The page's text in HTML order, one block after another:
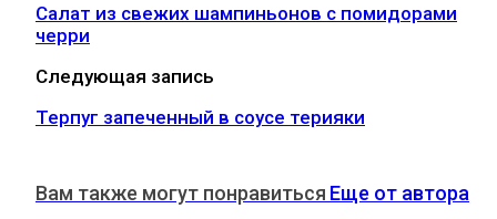
Салат из свежих шампиньонов с помидорами
черри
Следующая запись
Терпуг запеченный в соусе терияки
Вам также могут понравиться Еще от автора